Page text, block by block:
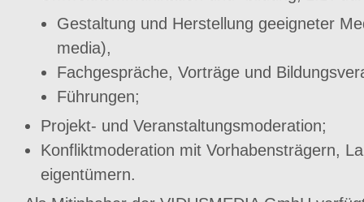
Gestaltung und Herstellung geeigneter
media),
Fachgespräche, Vorträge und
Führungen;
Projekt- und Veranstaltungsmoderation;
Konfliktmoderation mit Vorhabensträgern,
eigentümern.